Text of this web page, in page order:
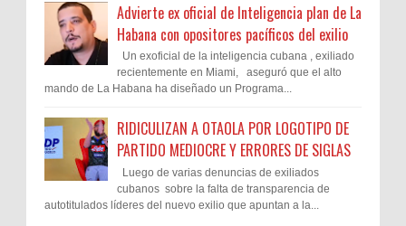
Advierte ex oficial de Inteligencia plan de La
Habana con opositores pacíficos del exilio
Un exoficial de la inteligencia cubana , exiliado
recientemente en Miami, aseguró que el alto
mando de La Habana ha diseñado un Programa...
RIDICULIZAN A OTAOLA POR LOGOTIPO DE
PARTIDO MEDIOCRE Y ERRORES DE SIGLAS
Luego de varias denuncias de exiliados
cubanos sobre la falta de transparencia de
autotitulados líderes del nuevo exilio que apuntan a la...